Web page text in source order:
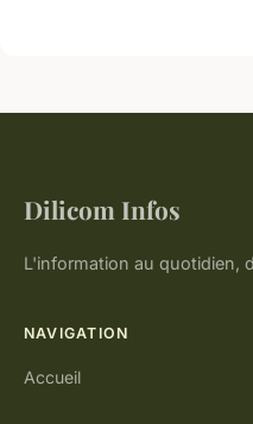
Dilicom Infos
L'information au quotidien,
NAVIGATION
Accueil